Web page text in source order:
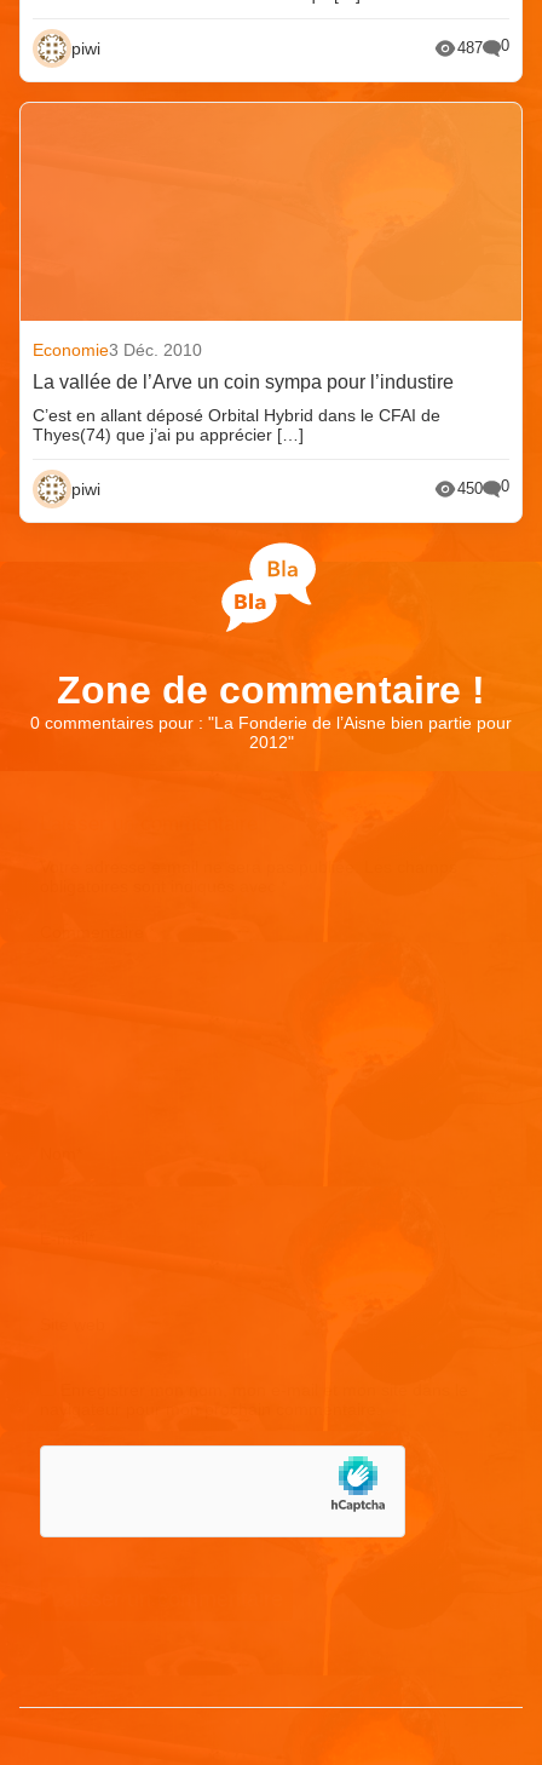
piwi 487 0
Economie3 Déc. 2010
La vallée de l’Arve un coin sympa pour l’industire
C’est en allant déposé Orbital Hybrid dans le CFAI de
Thyes(74) que j’ai pu apprécier […]
piwi 450 0
Zone de commentaire !
0 commentaires pour : "La Fonderie de l’Aisne bien partie pour
2012"